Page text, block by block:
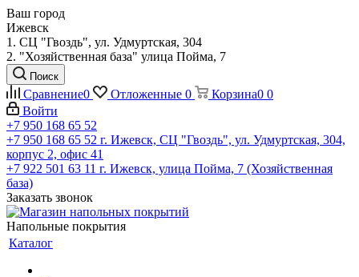
Ваш город
Ижевск
1. СЦ "Гвоздь", ул. Удмуртская, 304
2. "Хозяйственная база" улица Пойма, 7
Поиск
Сравнение0 Отложенные 0 Корзина0 0
Войти
+7 950 168 65 52
+7 950 168 65 52 г. Ижевск, СЦ "Гвоздь", ул. Удмуртская, 304,
корпус 2, офис 41
+7 922 501 63 11 г. Ижевск, улица Пойма, 7 (Хозяйственная
база)
Заказать звонок
Напольные покрытия
Каталог